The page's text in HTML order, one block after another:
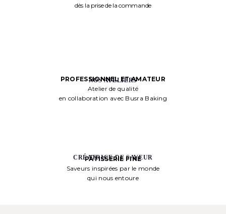
dès la prise de la commande
NOS ATELIERS
PROFESSIONNEL ET AMATEUR
Atelier de qualité
en collaboration avec Busra Baking
CRÉATRICE DE SAVEUR
PÂTISSERIE FINE
Saveurs inspirées par le monde
qui nous entoure